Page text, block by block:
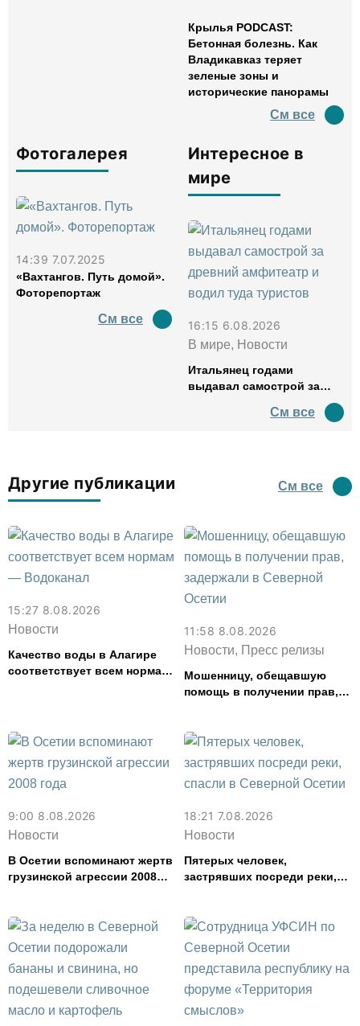
Крылья PODCAST:
Бетонная болезнь. Как
Владикавказ теряет
зеленые зоны и
исторические панорамы
См все
Фотогалерея
14:39 7.07.2025
«Вахтангов. Путь домой».
Фоторепортаж
См все
Интересное в
мире
16:15 6.08.2026
В мире, Новости
Итальянец годами
выдавал самострой за
водил туда туристов
См все
Другие публикации См все
15:27 8.08.2026
Новости
Качество воды в Алагире
соответствует всем нормам
11:58 8.08.2026
Новости, Пресс релизы
Мошенницу, обещавшую
помощь в получении прав,
9:00 8.08.2026
Новости
В Осетии вспоминают жертв
грузинской агрессии 2008
18:21 7.08.2026
Новости
Пятерых человек,
застрявших посреди реки,